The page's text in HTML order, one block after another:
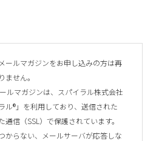
ールマガジンをお申し込みの方は再
せん。
ルマガジンは、スパイラル株式会社
ル®」を利用しており、送信された
信（SSL）で保護されています。
からない、メールサーバが応答しな